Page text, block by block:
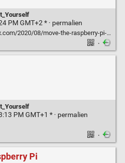
PM GMT+2 * · permalien
the-raspberry-pi-root-file-system-to-a-usb-drive/
·
PM GMT+1 * · permalien
·
Pi